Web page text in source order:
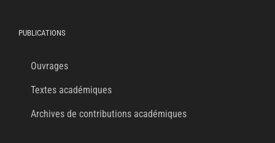
PUBLICATIONS
Ouvrages
Textes académiques
Archives de contributions académiques